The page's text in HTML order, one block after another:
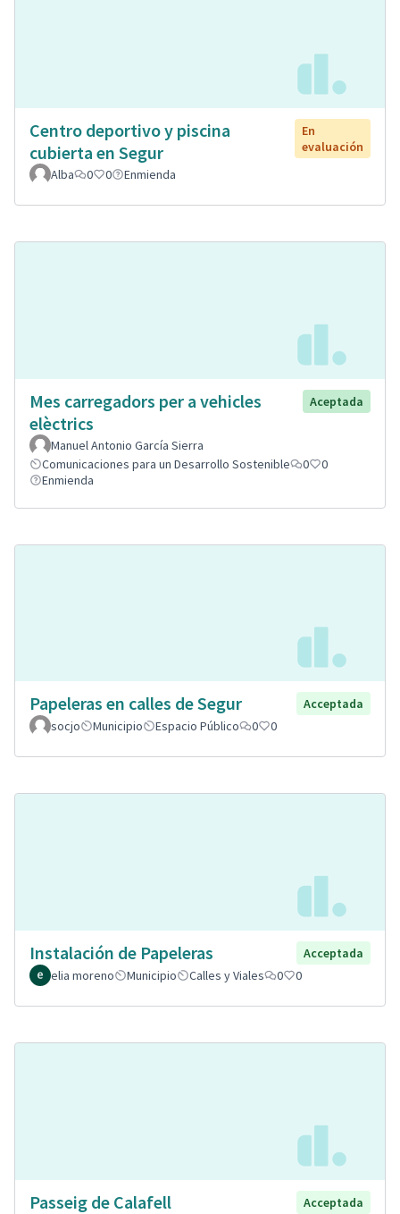
Centro deportivo y piscina
cubierta en Segur
En
evaluación
Alba
0 0 Enmienda
Mes carregadors per a vehicles
elèctrics
Aceptada
Manuel Antonio García Sierra
Comunicaciones para un Desarrollo Sostenible
0
0
Enmienda
Papeleras en calles de Segur
Acceptada
socjo
Municipio Espacio Público 0 0
Instalación de Papeleras
Acceptada
elia moreno
Municipio Calles y Viales 0 0
Passeig de Calafell
Acceptada